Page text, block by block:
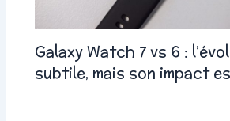
Galaxy Watch 7 vs 6 :
subtile, mais son impact